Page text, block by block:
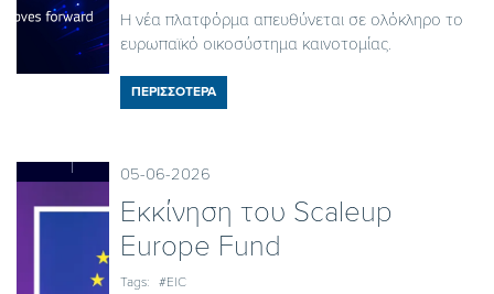
Η νέα πλατφόρμα απευθύνεται σε ολόκληρο το
ευρωπαϊκό οικοσύστημα καινοτομίας.
ΠΕΡΙΣΣΟΤΕΡΑ
05-06-2026
Εκκίνηση του Scaleup
Europe Fund
Tags: #EIC